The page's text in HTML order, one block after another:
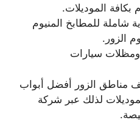
الموديلات.
شاملة للمطابخ المنيوم
الزور.
ومظلات سيارات
مناطق الزور أفضل أبواب
لذلك عبر شركة